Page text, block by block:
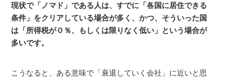
現状で「ノマド」である人は、すでに「各国に居住できる
条件」をクリアしている場合が多く、かつ、そういった国
は「所得税が０％、もしくは限りなく低い」という場合が
多いです。
こうなると、ある意味で「衰退していく会社」に近いと思